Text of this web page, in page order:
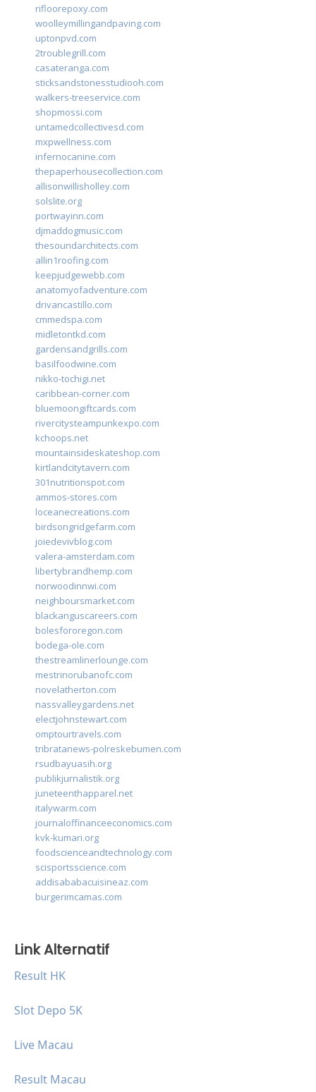
rifloorepoxy.com
woolleymillingandpaving.com
uptonpvd.com
2troublegrill.com
casateranga.com
sticksandstonesstudiooh.com
walkers-treeservice.com
shopmossi.com
untamedcollectivesd.com
mxpwellness.com
infernocanine.com
thepaperhousecollection.com
allisonwillisholley.com
solslite.org
portwayinn.com
djmaddogmusic.com
thesoundarchitects.com
allin1roofing.com
keepjudgewebb.com
anatomyofadventure.com
drivancastillo.com
cmmedspa.com
midletontkd.com
gardensandgrills.com
basilfoodwine.com
nikko-tochigi.net
caribbean-corner.com
bluemoongiftcards.com
rivercitysteampunkexpo.com
kchoops.net
mountainsideskateshop.com
kirtlandcitytavern.com
301nutritionspot.com
ammos-stores.com
loceanecreations.com
birdsongridgefarm.com
joiedevivblog.com
valera-amsterdam.com
libertybrandhemp.com
norwoodinnwi.com
neighboursmarket.com
blackanguscareers.com
bolesfororegon.com
bodega-ole.com
thestreamlinerlounge.com
mestrinorubanofc.com
novelatherton.com
nassvalleygardens.net
electjohnstewart.com
omptourtravels.com
tribratanews-polreskebumen.com
rsudbayuasih.org
publikjurnalistik.org
juneteenthapparel.net
italywarm.com
journaloffinanceeconomics.com
kvk-kumari.org
foodscienceandtechnology.com
scisportsscience.com
addisababacuisineaz.com
burgerimcamas.com
Link Alternatif
Result HK
Slot Depo 5K
Live Macau
Result Macau